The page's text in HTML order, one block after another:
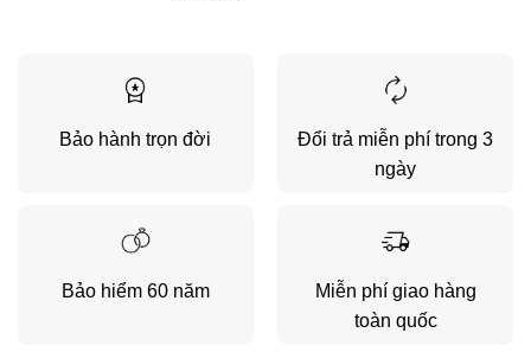
Bảo hành trọn đời
Đổi trả miễn phí trong 3
ngày
Bảo hiểm 60 năm
Miễn phí giao hàng
toàn quốc